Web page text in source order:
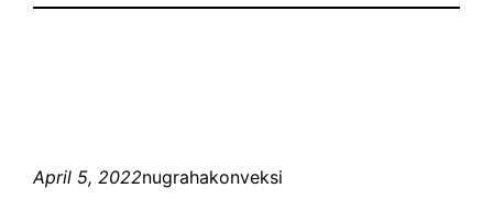
April 5, 2022nugrahakonveksi